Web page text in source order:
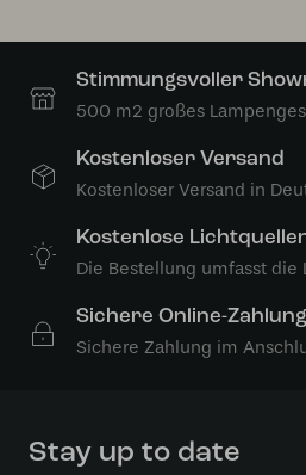
Stimmungsvoller
500 m2 großes
Kostenloser Versand
Kostenloser Versand in
Kostenlose
Die Bestellung umfasst die
Sichere Online-Zahlung
Sichere Zahlung im
Stay up to date